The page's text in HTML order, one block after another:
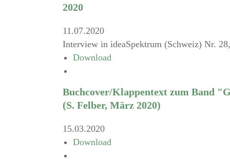
2020
11.07.2020
Interview in ideaSpektrum (Schweiz) Nr.
Download
Buchcover/Klappentext zum Band
(S. Felber, März 2020)
15.03.2020
Download